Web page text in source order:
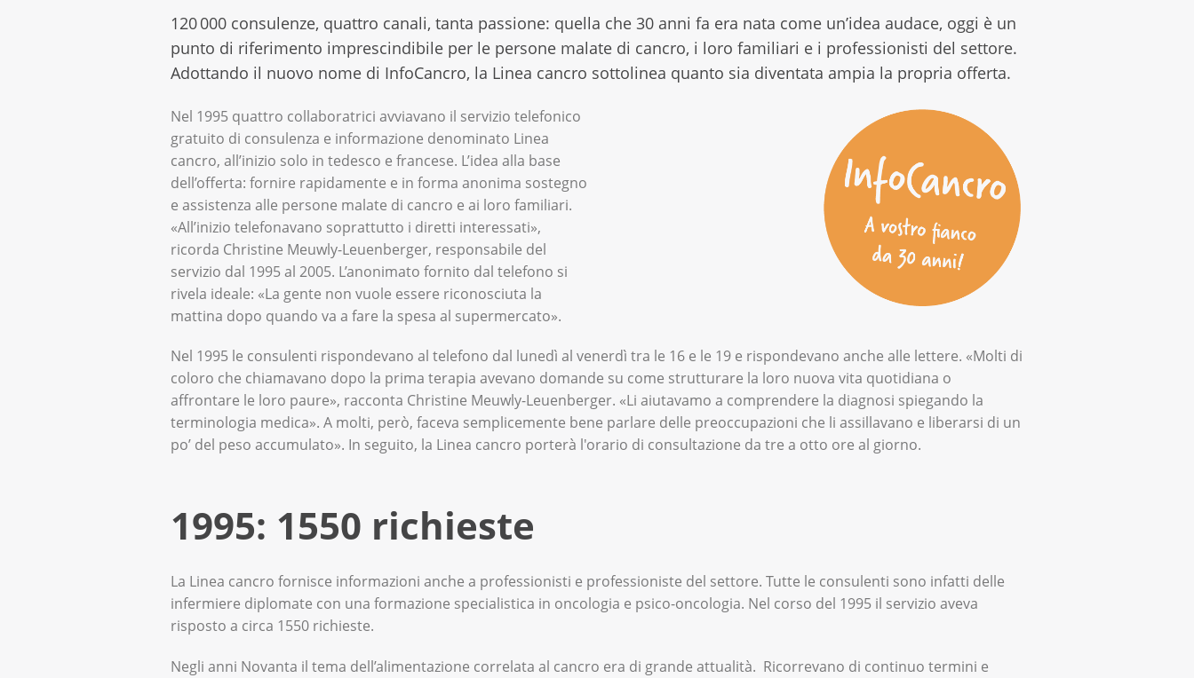
120 000 consulenze, quattro canali, tanta passione: quella che 30 anni fa era nata come un’idea audace, oggi è un
punto di riferimento imprescindibile per le persone malate di cancro, i loro familiari e i professionisti del settore.
Adottando il nuovo nome di InfoCancro, la Linea cancro sottolinea quanto sia diventata ampia la propria offerta.
Nel 1995 quattro collaboratrici avviavano il servizio telefonico
gratuito di consulenza e informazione denominato Linea
cancro, all’inizio solo in tedesco e francese. L’idea alla base
dell’offerta: fornire rapidamente e in forma anonima sostegno
e assistenza alle persone malate di cancro e ai loro familiari.
«All’inizio telefonavano soprattutto i diretti interessati»,
ricorda Christine Meuwly-Leuenberger, responsabile del
servizio dal 1995 al 2005. L’anonimato fornito dal telefono si
rivela ideale: «La gente non vuole essere riconosciuta la
mattina dopo quando va a fare la spesa al supermercato».
Nel 1995 le consulenti rispondevano al telefono dal lunedì al venerdì tra le 16 e le 19 e rispondevano anche alle lettere. «Molti di
coloro che chiamavano dopo la prima terapia avevano domande su come strutturare la loro nuova vita quotidiana o
affrontare le loro paure», racconta Christine Meuwly-Leuenberger. «Li aiutavamo a comprendere la diagnosi spiegando la
terminologia medica». A molti, però, faceva semplicemente bene parlare delle preoccupazioni che li assillavano e liberarsi di un
po’ del peso accumulato». In seguito, la Linea cancro porterà l'orario di consultazione da tre a otto ore al giorno.
1995: 1550 richieste
La Linea cancro fornisce informazioni anche a professionisti e professioniste del settore. Tutte le consulenti sono infatti delle
infermiere diplomate con una formazione specialistica in oncologia e psico-oncologia. Nel corso del 1995 il servizio aveva
risposto a circa 1550 richieste.
Negli anni Novanta il tema dell’alimentazione correlata al cancro era di grande attualità. Ricorrevano di continuo termini e